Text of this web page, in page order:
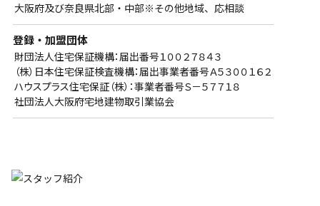
大阪府及び奈良県北部・中部※その他地域、応相談
登録・加盟団体
財団法人住宅保証機構：届出番号１００２７８４３
（株）日本住宅保証検査機構：届出事業者番号Ａ５３００１６２
ハウスプラス住宅保証（株）：事業者番号Ｓ－５７７１８
社団法人大阪府宅地建物取引業協会